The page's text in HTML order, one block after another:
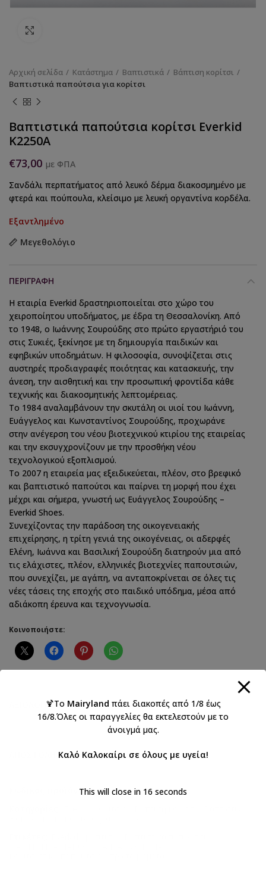
Αρχική σελίδα Κατάστημα Βαπτιστικά
Βάπτιση κορίτσι
Βαπτιστικά παπούτσια για κορίτσι
Βαπτιστικά παπούτσια κορίτσι Everkid
Κ2250Α
€73,00 με ΦΠΑ
Σανδάλι περπατήματος από λευκό δέρμα διακοσμημένο με
φτερά και πούπουλα, κλείσιμο με λευκή οργαντίνα κορδέλα.
Εξαντλημένο
Μεγεθολόγιο
ΠΕΡΙΓΡΑΦΉ
Η εταιρία Everkid δραστηριοποιείται στο χώρο του
χειροποίητου υποδήματος, με έδρα τη Θεσσαλονίκη. Από
το 1948, ο Ιωάννης Σουρούδης στο πρώτο εργαστήριό του
στις Συκιές, ξεκίνησε με τη δημιουργία παιδικών και
εφηβικών υποδημάτων. Η φιλοσοφία, συνοψίζεται στις
αυστηρές προδιαγραφές ποιότητας και κατασκευής, την
άνεση, την αισθητική και την προσωπική φροντίδα κάθε
τεχνικής και διακοσμητικής λεπτομέρειας.
Το 1984 αναλαμβάνουν την σκυτάλη οι υιοί του Ιωάννη,
Ευάγγελος και Κωνσταντίνος Σουρούδης, προχωράνε
στην ανέγερση του νέου βιοτεχνικού κτιρίου της εταιρείας
και την εκσυγχρονίζουν με την προσθήκη νέου
τεχνολογικού εξοπλισμού.
Το 2007 η εταιρεία μας εξειδικεύεται, πλέον, στο βρεφικό
και βαπτιστικό παπούτσι και παίρνει τη μορφή που έχει
μέχρι και σήμερα, γνωστή ως Ευάγγελος Σουρούδης –
Everkid Shoes.
Συνεχίζοντας την παράδοση της οικογενειακής
επιχείρησης, η τρίτη γενιά της οικογένειας, οι αδερφές
Ελένη, Ιωάννα και Βασιλική Σουρούδη διατηρούν μια από
τις ελάχιστες, πλέον, ελληνικές βιοτεχνίες παπουτσιών,
που συνεχίζει, με αγάπη, να ανταποκρίνεται σε όλες τις
νέες τάσεις της εποχής στο παιδικό υπόδημα, μέσα από
αδιάκοπη έρευνα και τεχνογνωσία.
Κοινοποιήστε:
ΑΞΙΟΛΟΓΉΣΕΙΣ (0)
ΑΠΟΣΤΟΛΉ & ΠΑΡΆΔΟΣΗ
Κωδικός προϊόντος: Κ2250Α
🍹Το Mairyland πάει διακοπές από 1/8 έως
16/8.Όλες οι παραγγελίες θα εκτελεστούν με το
άνοιγμά μας.
Καλό Καλοκαίρι σε όλους με υγεία!
This will close in 16 seconds